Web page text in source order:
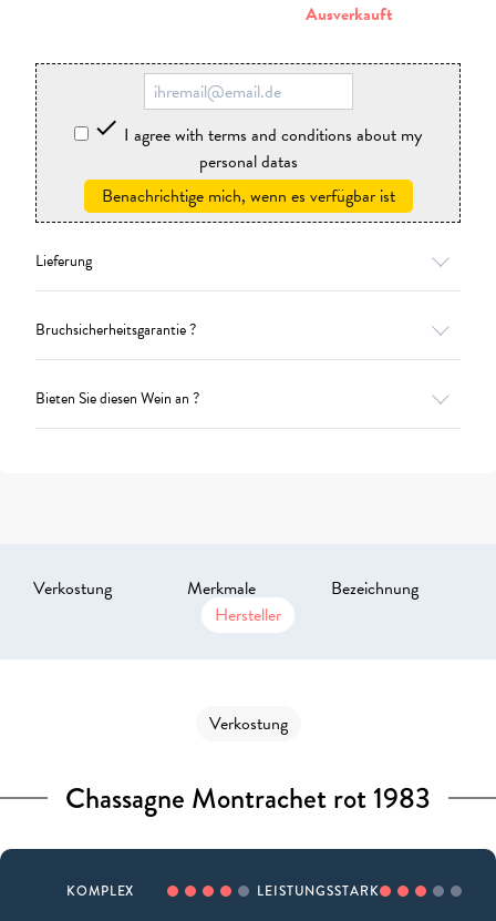
Ausverkauft
 I agree with terms and conditions about my
personal datas
Benachrichtige mich, wenn es verfügbar ist
Lieferung
Bruchsicherheitsgarantie ?
Bieten Sie diesen Wein an ?
Verkostung Merkmale
Bezeichnung
Hersteller
Verkostung
Chassagne Montrachet rot 1983
KOMPLEX LEISTUNGSSTARK